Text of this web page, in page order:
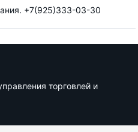
+7(925)333-03-30
торговлей и